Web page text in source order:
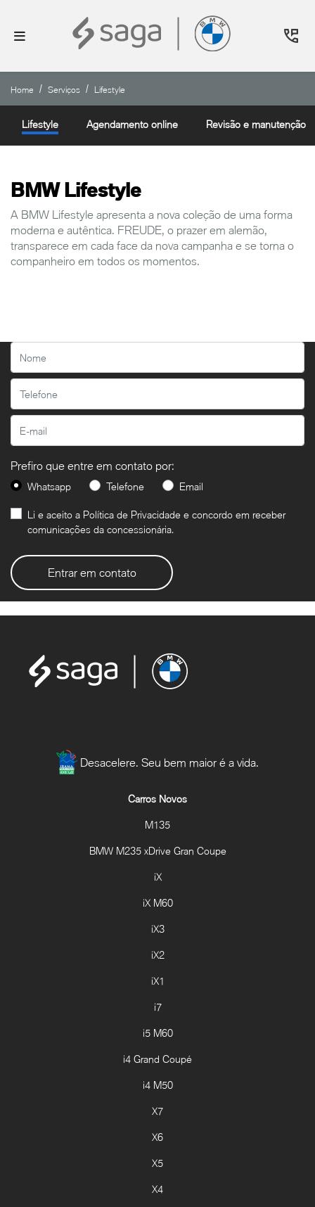
Home Serviços Lifestyle
Agendamento online Revisão e manutenção
Lifestyle
BMW Lifestyle
A BMW Lifestyle apresenta a nova coleção de uma forma
moderna e autêntica. FREUDE, o prazer em alemão,
transparece em cada face da nova campanha e se torna o
companheiro em todos os momentos.
Prefiro que entre em contato por:
Whatsapp Telefone Email
Li e aceito a Política de Privacidade e concordo em receber
comunicações da concessionária.
Entrar em contato
Desacelere. Seu bem maior é a vida.
Carros Novos
M135
BMW M235 xDrive Gran Coupe
iX
iX M60
iX3
iX2
iX1
i7
i5 M60
i4 Grand Coupé
i4 M50
X7
X6
X5
X4